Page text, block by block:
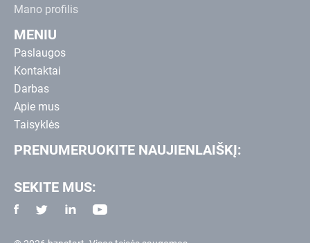
Mano profilis
MENIU
Paslaugos
Kontaktai
Darbas
Apie mus
Taisyklės
PRENUMERUOKITE NAUJIENLAIŠKĮ:
SEKITE MUS: